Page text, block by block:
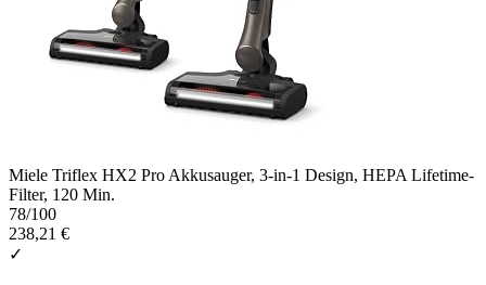
Miele Triflex HX2 Pro Akkusauger, 3-in-1 Design, HEPA Lifetime-
Filter, 120 Min.
78/100
238,21 €
✓